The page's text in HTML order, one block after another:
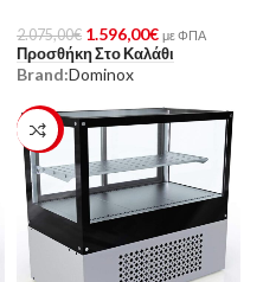
2.075,00€ 1.596,00€ με ΦΠΑ
Προσθήκη Στο Καλάθι
Brand:Dominox
-23%